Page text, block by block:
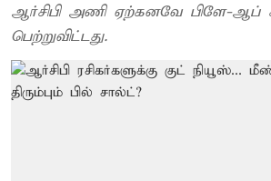
ஆர்சிபி அணி ஏற்கனவே பிளே-ஆப்
பெற்றுவிட்டது.